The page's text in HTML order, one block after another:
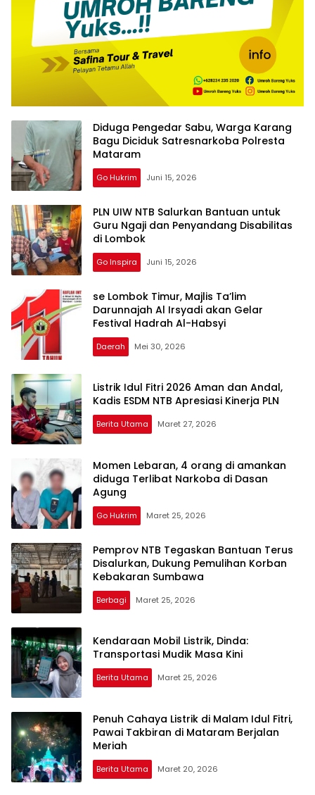
Diduga Pengedar Sabu, Warga Karang
Bagu Diciduk Satresnarkoba Polresta
Mataram
Go Hukrim Juni 15, 2026
PLN UIW NTB Salurkan Bantuan untuk
Guru Ngaji dan Penyandang Disabilitas
di Lombok
Go Inspira Juni 15, 2026
se Lombok Timur, Majlis Ta’lim
Darunnajah Al Irsyadi akan Gelar
Festival Hadrah Al-Habsyi
Daerah Mei 30, 2026
Listrik Idul Fitri 2026 Aman dan Andal,
Kadis ESDM NTB Apresiasi Kinerja PLN
Berita Utama Maret 27, 2026
Momen Lebaran, 4 orang di amankan
diduga Terlibat Narkoba di Dasan
Agung
Go Hukrim Maret 25, 2026
Pemprov NTB Tegaskan Bantuan Terus
Disalurkan, Dukung Pemulihan Korban
Kebakaran Sumbawa
Berbagi Maret 25, 2026
Kendaraan Mobil Listrik, Dinda:
Transportasi Mudik Masa Kini
Berita Utama Maret 25, 2026
Penuh Cahaya Listrik di Malam Idul Fitri,
Pawai Takbiran di Mataram Berjalan
Meriah
Berita Utama Maret 20, 2026